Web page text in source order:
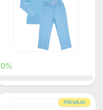
0%
PREMIUM